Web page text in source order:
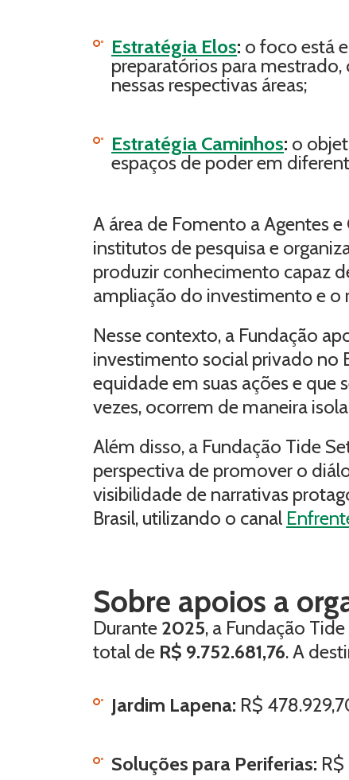
Estratégia Elos: o foco está
preparatórios para
nessas respectivas áreas;
Estratégia Caminhos: o
espaços de poder em
A área de Fomento a Agentes
institutos de pesquisa e
produzir conhecimento capaz
ampliação do investimento e o
Nesse contexto, a Fundação
investimento social privado no
equidade em suas ações e que
vezes, ocorrem de maneira
Além disso, a Fundação Tide
perspectiva de promover o
visibilidade de narrativas
Brasil, utilizando o canal
Sobre apoios a
Durante 2025, a Fundação
total de R$ 9.752.681,76. A
Jardim Lapena: R$
Soluções para Periferias: R$